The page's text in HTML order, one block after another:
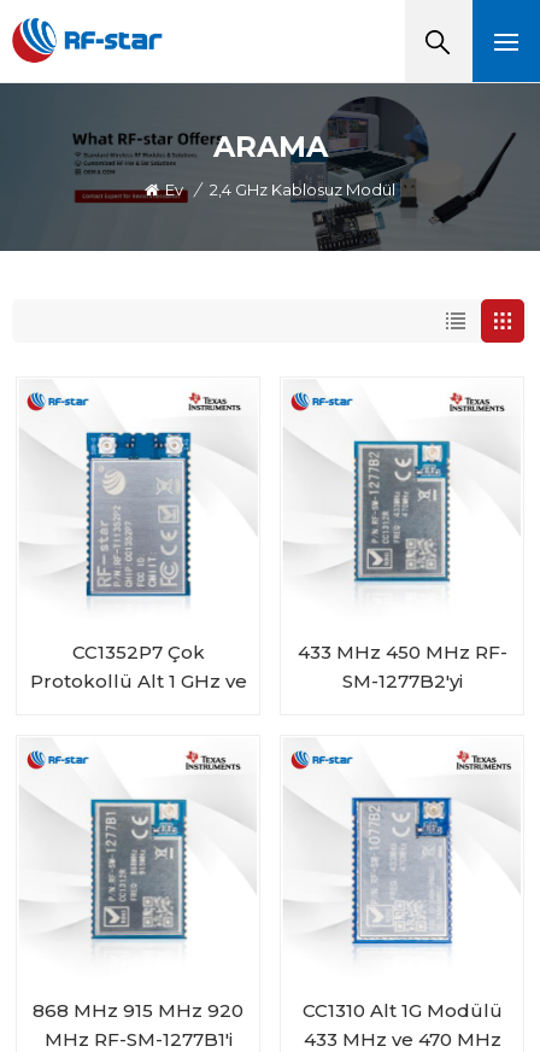
ARAMA
Ev / 2,4 GHz Kablosuz Modül
CC1352P7 Çok
Protokollü Alt 1 GHz ve
433 MHz 450 MHz RF-
SM-1277B2'yi
868 MHz 915 MHz 920
MHz RF-SM-1277B1'i
CC1310 Alt 1G Modülü
433 MHz ve 470 MHz